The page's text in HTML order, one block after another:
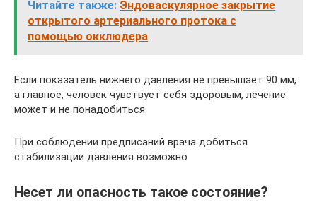
Читайте также: Эндоваскулярное закрытие
открытого артериального протока с
помощью окклюдера
Если показатель нижнего давления не превышает 90 мм,
а главное, человек чувствует себя здоровым, лечение
может и не понадобиться.
При соблюдении предписаний врача добиться
стабилизации давления возможно
Несет ли опасность такое состояние?